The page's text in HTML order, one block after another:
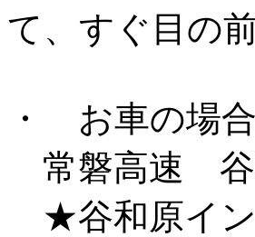
て、すぐ目の
・ お車の場合
常磐高速 谷
★谷和原イン